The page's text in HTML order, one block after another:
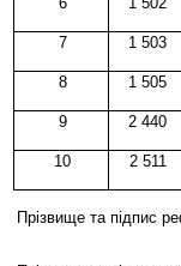
7 1 503
8 1 505
9 2 440
10 2 511
Прізвище та підпис